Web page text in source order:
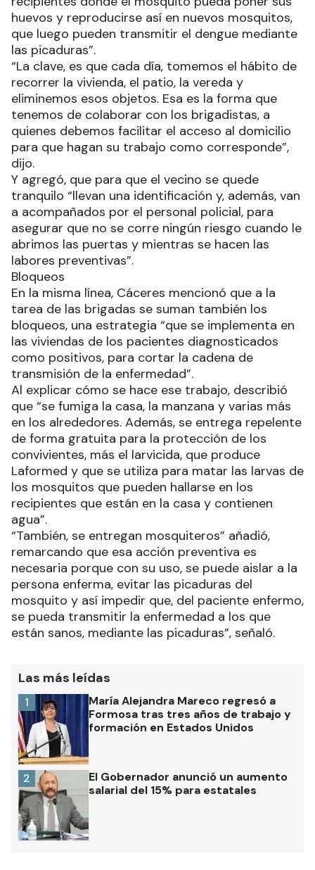
huevos y reproducirse así en nuevos mosquitos,
que luego pueden transmitir el dengue mediante
las picaduras”.
“La clave, es que cada día, tomemos el hábito de
recorrer la vivienda, el patio, la vereda y
eliminemos esos objetos. Esa es la forma que
tenemos de colaborar con los brigadistas, a
quienes debemos facilitar el acceso al domicilio
para que hagan su trabajo como corresponde”,
dijo.
Y agregó, que para que el vecino se quede
tranquilo “llevan una identificación y, además, van
a acompañados por el personal policial, para
asegurar que no se corre ningún riesgo cuando le
abrimos las puertas y mientras se hacen las
labores preventivas”.
Bloqueos
En la misma línea, Cáceres mencionó que a la
tarea de las brigadas se suman también los
bloqueos, una estrategia “que se implementa en
las viviendas de los pacientes diagnosticados
como positivos, para cortar la cadena de
transmisión de la enfermedad”.
Al explicar cómo se hace ese trabajo, describió
que “se fumiga la casa, la manzana y varias más
en los alrededores. Además, se entrega repelente
de forma gratuita para la protección de los
convivientes, más el larvicida, que produce
Laformed y que se utiliza para matar las larvas de
los mosquitos que pueden hallarse en los
recipientes que están en la casa y contienen
agua”.
“También, se entregan mosquiteros” añadió,
remarcando que esa acción preventiva es
necesaria porque con su uso, se puede aislar a la
persona enferma, evitar las picaduras del
mosquito y así impedir que, del paciente enfermo,
se pueda transmitir la enfermedad a los que
están sanos, mediante las picaduras”, señaló.
Las más leídas
María Alejandra Mareco regresó a
Formosa tras tres años de trabajo y
formación en Estados Unidos
1
El Gobernador anunció un aumento
salarial del 15% para estatales
2